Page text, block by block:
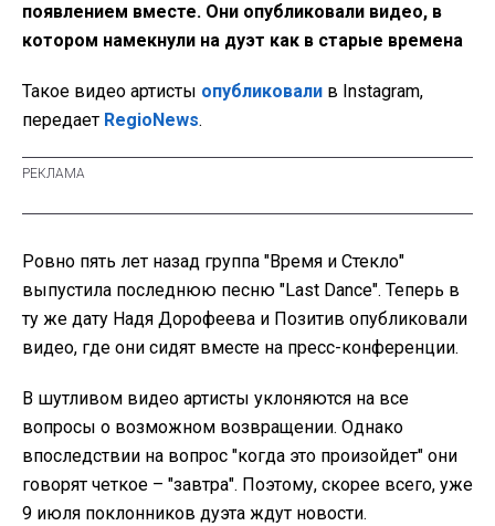
появлением вместе. Они опубликовали видео, в
котором намекнули на дуэт как в старые времена
Такое видео артисты опубликовали в Instagram,
передает RegioNews.
Ровно пять лет назад группа "Время и Стекло"
выпустила последнюю песню "Last Dance". Теперь в
ту же дату Надя Дорофеева и Позитив опубликовали
видео, где они сидят вместе на пресс-конференции.
В шутливом видео артисты уклоняются на все
вопросы о возможном возвращении. Однако
впоследствии на вопрос "когда это произойдет" они
говорят четкое – "завтра". Поэтому, скорее всего, уже
9 июля поклонников дуэта ждут новости.